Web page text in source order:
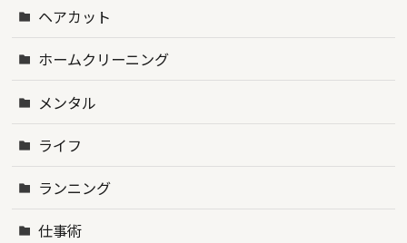
ヘアカット
ホームクリーニング
メンタル
ライフ
ランニング
仕事術